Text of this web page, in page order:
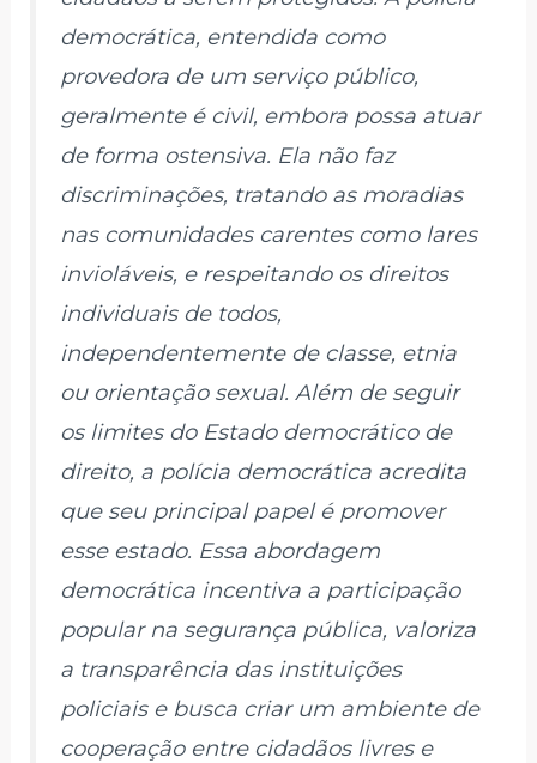
democrática, entendida como
provedora de um serviço público,
geralmente é civil, embora possa atuar
de forma ostensiva. Ela não faz
discriminações, tratando as moradias
nas comunidades carentes como lares
invioláveis, e respeitando os direitos
individuais de todos,
independentemente de classe, etnia
ou orientação sexual. Além de seguir
os limites do Estado democrático de
direito, a polícia democrática acredita
que seu principal papel é promover
esse estado. Essa abordagem
democrática incentiva a participação
popular na segurança pública, valoriza
a transparência das instituições
policiais e busca criar um ambiente de
cooperação entre cidadãos livres e